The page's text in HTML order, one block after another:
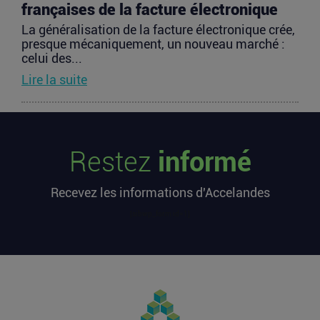
françaises de la facture électronique
La généralisation de la facture électronique crée,
presque mécaniquement, un nouveau marché :
celui des...
Lire la suite
digitalise l’accompagnement des
voyageurs
Les formalités de voyage demeurent l’une des
zones les moins fluides de l’expérience
de l’argent dans une sortie à 2,25
Restez informé
Recevez les informations d'Accelandes